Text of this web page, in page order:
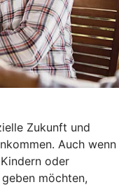
Zukunft und
Auch wenn
oder
möchten,